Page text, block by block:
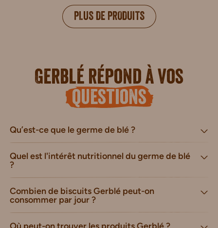
PLUS DE PRODUITS
Gerblé répond à vos
questions
Qu’est-ce que le germe de blé ?
Quel est l'intérêt nutritionnel du germe de blé
?
Combien de biscuits Gerblé peut-on
consommer par jour ?